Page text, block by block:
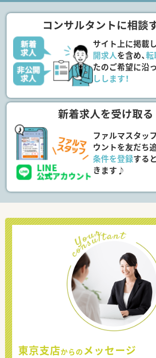
コンサルタントに相談
サイト上に掲載
開求人を含め、
たのご希望に沿
しします！
新着求人を受け取る
ファルマスタッ
ウントを友だち
条件を登録する
きます♪
東京支店からの メッセージ